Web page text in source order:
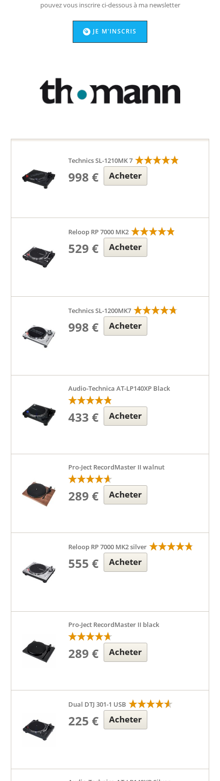
pouvez vous inscrire ci-dessous à ma newsletter
JE M'INSCRIS
Technics SL-1210MK 7
998 € Acheter
Reloop RP 7000 MK2
529 € Acheter
Technics SL-1200MK7
998 € Acheter
Audio-Technica AT-LP140XP Black
433 € Acheter
Pro-Ject RecordMaster II walnut
289 € Acheter
Reloop RP 7000 MK2 silver
555 € Acheter
Pro-Ject RecordMaster II black
289 € Acheter
Dual DTJ 301-1 USB
225 € Acheter